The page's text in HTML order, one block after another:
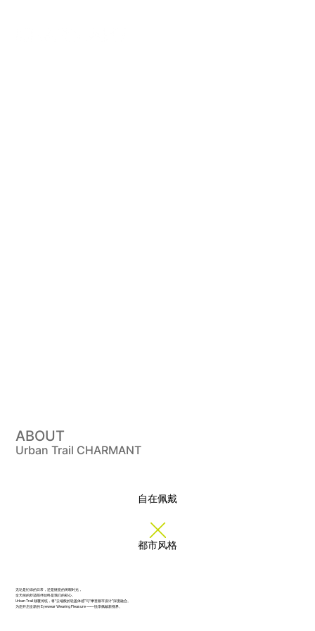
ABOUT
Urban Trail CHARMANT
自在佩戴
都市风格
无论是忙碌的日常，还是惬意的闲暇时光，
全天候的舒适陪伴始终是我们的初心。
Urban Trail 颠覆传统，将“云端般的轻盈体感”与“摩登都市设计”深度融合。
为您开启全新的 Eyewear Wearing Pleasure —— 悦享佩戴新视界。